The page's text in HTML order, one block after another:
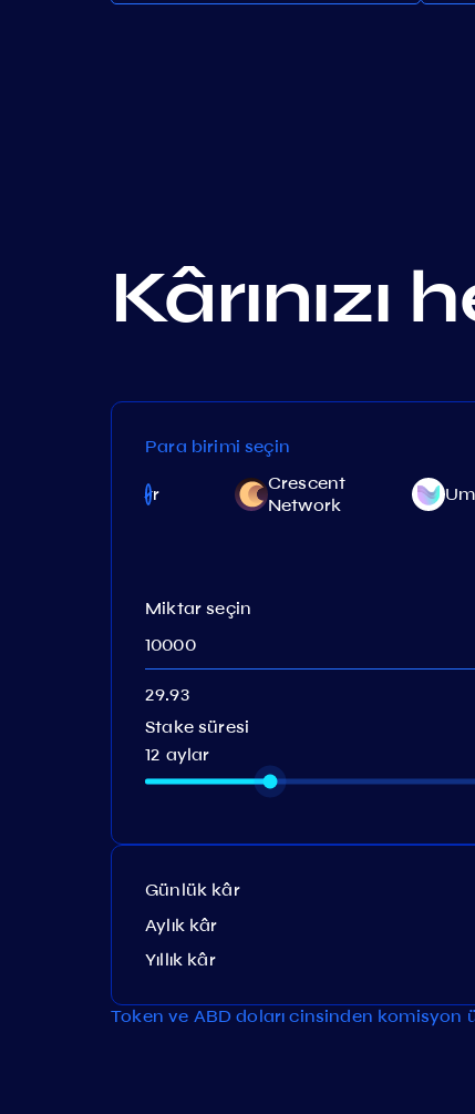
Kârınızı
Para birimi seçin
Decentr
Crescent
Network
Miktar seçin
Stake süresi
12 aylar
Günlük kâr
Aylık kâr
Yıllık kâr
Token ve ABD doları cinsinden